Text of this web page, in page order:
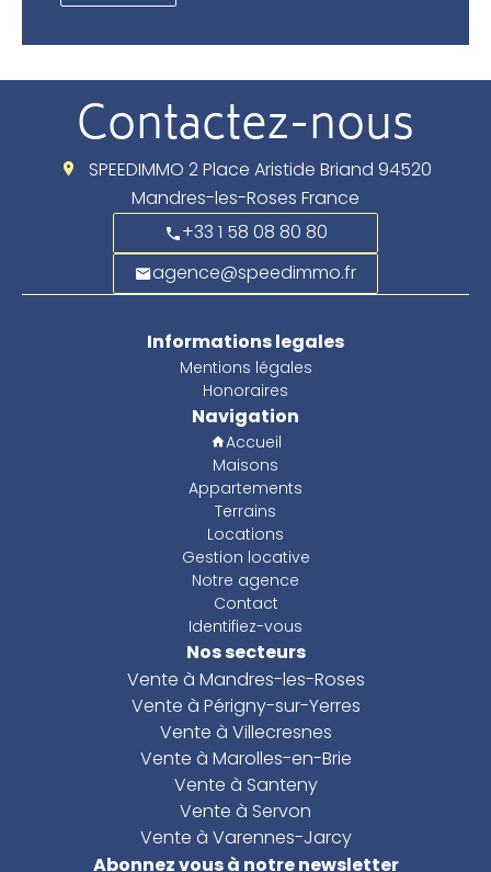
Contactez-nous
SPEEDIMMO 2 Place Aristide Briand 94520
Mandres-les-Roses France
+33 1 58 08 80 80
agence@speedimmo.fr
Informations legales
Mentions légales
Honoraires
Navigation
Accueil
Maisons
Appartements
Terrains
Locations
Gestion locative
Notre agence
Contact
Identifiez-vous
Nos secteurs
Vente à Mandres-les-Roses
Vente à Périgny-sur-Yerres
Vente à Villecresnes
Vente à Marolles-en-Brie
Vente à Santeny
Vente à Servon
Vente à Varennes-Jarcy
Abonnez vous à notre newsletter